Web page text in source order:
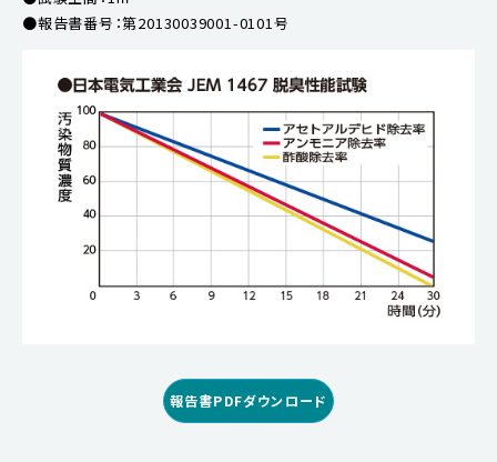
●報告書番号：第20130039001-0101号
報告書PDFダウンロード